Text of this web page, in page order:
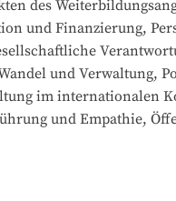
des
und Finanzierung,
und Verwaltung,
im internationalen
und Empathie,